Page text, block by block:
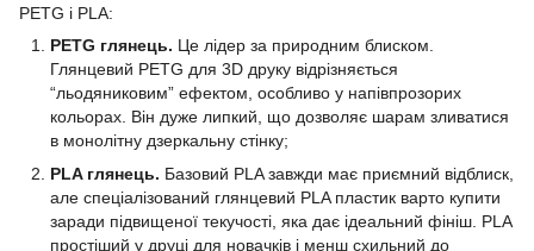
PETG і PLA:
PETG глянець. Це лідер за природним блиском.
Глянцевий PETG для 3D друку відрізняється
“льодяниковим” ефектом, особливо у напівпрозорих
кольорах. Він дуже липкий, що дозволяє шарам зливатися
в монолітну дзеркальну стінку;
PLA глянець. Базовий PLA завжди має приємний відблиск,
але спеціалізований глянцевий PLA пластик варто купити
заради підвищеної текучості, яка дає ідеальний фініш. PLA
простіший у друці для новачків і менш схильний до